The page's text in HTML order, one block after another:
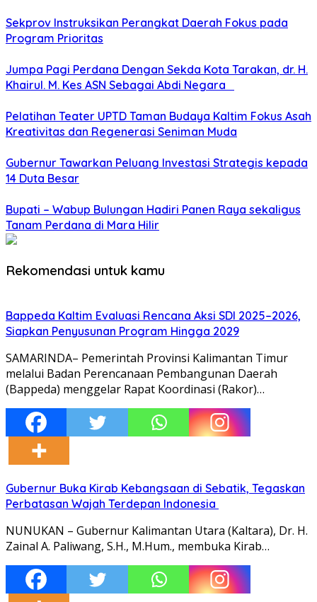
Sekprov Instruksikan Perangkat Daerah Fokus pada
Program Prioritas
Jumpa Pagi Perdana Dengan Sekda Kota Tarakan, dr. H.
Khairul. M. Kes ASN Sebagai Abdi Negara
Pelatihan Teater UPTD Taman Budaya Kaltim Fokus Asah
Kreativitas dan Regenerasi Seniman Muda
Gubernur Tawarkan Peluang Investasi Strategis kepada
14 Duta Besar
Bupati – Wabup Bulungan Hadiri Panen Raya sekaligus
Tanam Perdana di Mara Hilir
Rekomendasi untuk kamu
Bappeda Kaltim Evaluasi Rencana Aksi SDI 2025–2026,
Siapkan Penyusunan Program Hingga 2029
SAMARINDA– Pemerintah Provinsi Kalimantan Timur
melalui Badan Perencanaan Pembangunan Daerah
(Bappeda) menggelar Rapat Koordinasi (Rakor)…
Gubernur Buka Kirab Kebangsaan di Sebatik, Tegaskan
Perbatasan Wajah Terdepan Indonesia
NUNUKAN – Gubernur Kalimantan Utara (Kaltara), Dr. H.
Zainal A. Paliwang, S.H., M.Hum., membuka Kirab…